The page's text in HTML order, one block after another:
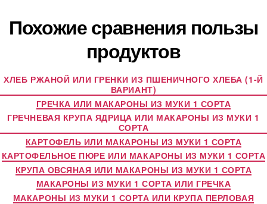
Похожие сравнения пользы
продуктов
ХЛЕБ РЖАНОЙ ИЛИ ГРЕНКИ ИЗ ПШЕНИЧНОГО ХЛЕБА (1-Й
ВАРИАНТ)
ГРЕЧКА ИЛИ МАКАРОНЫ ИЗ МУКИ 1 СОРТА
ГРЕЧНЕВАЯ КРУПА ЯДРИЦА ИЛИ МАКАРОНЫ ИЗ МУКИ 1
СОРТА
КАРТОФЕЛЬ ИЛИ МАКАРОНЫ ИЗ МУКИ 1 СОРТА
КАРТОФЕЛЬНОЕ ПЮРЕ ИЛИ МАКАРОНЫ ИЗ МУКИ 1 СОРТА
КРУПА ОВСЯНАЯ ИЛИ МАКАРОНЫ ИЗ МУКИ 1 СОРТА
МАКАРОНЫ ИЗ МУКИ 1 СОРТА ИЛИ ГРЕЧКА
МАКАРОНЫ ИЗ МУКИ 1 СОРТА ИЛИ КРУПА ПЕРЛОВАЯ